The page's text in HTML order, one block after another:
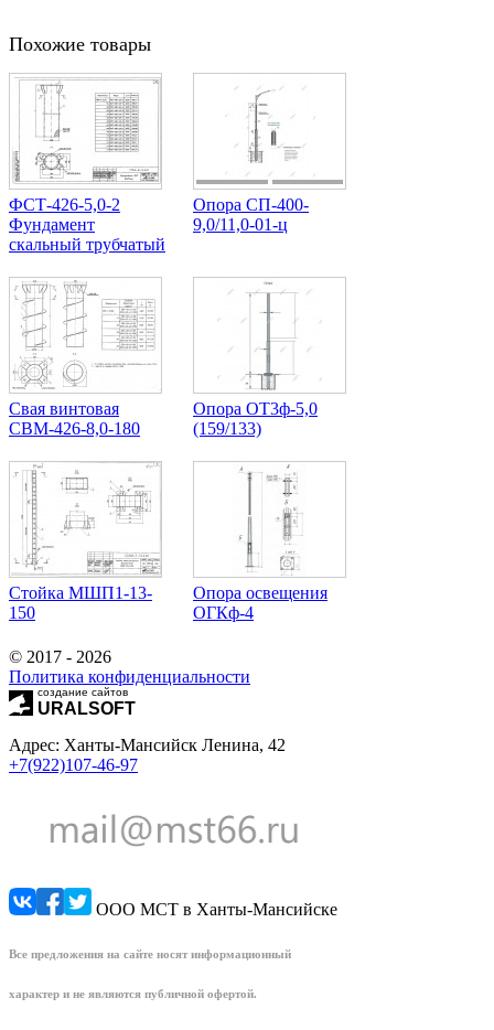
Похожие товары
ФСТ-426-5,0-2
Фундамент
скальный трубчатый
Опора СП-400-
9,0/11,0-01-ц
Свая винтовая
СВМ-426-8,0-180
Опора ОТ3ф-5,0
(159/133)
Стойка МШП1-13-
150
Опора освещения
ОГКф-4
© 2017 - 2026
Политика конфиденциальности
создание сайтов
URALSOFT
Адрес: Ханты-Мансийск Ленина, 42
+7(922)107-46-97
ООО МСТ в Ханты-Мансийске
Все предложения на сайте носят информационный
характер и не являются публичной офертой.